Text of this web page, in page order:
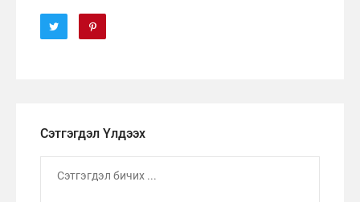
Сэтгэгдэл Үлдээх